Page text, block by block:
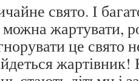
свято. І
жартувати,
це свято
жартівник!